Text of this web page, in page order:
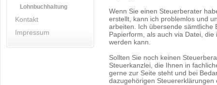
Lohnbuchhaltung
Kontakt
Impressum
Wenn Sie einen Steuerberater
erstellt, kann ich problemlos und
arbeiten. Ich übersende sämtliche
Papierform, als auch via Datei,
werden kann.
Sollten Sie noch keinen
Steuerkanzlei, die Ihnen in
gerne zur Seite steht und bei
dazugehörigen Steuererklärungen